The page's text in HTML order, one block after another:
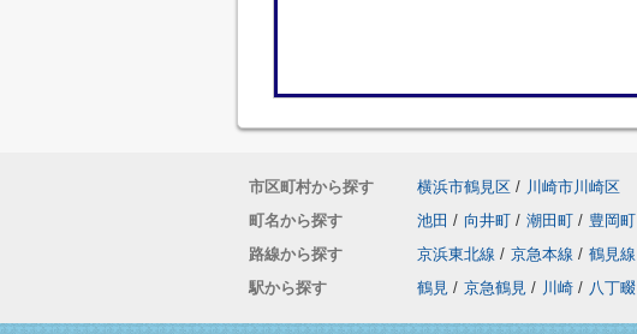
市区町村から探す 横浜市鶴見区 / 川崎市川崎区
町名から探す
池田 / 向井町 / 潮田町 / 豊岡町
路線から探す
京浜東北線 / 京急本線 / 鶴見線
駅から探す
鶴見 / 京急鶴見 / 川崎 / 八丁畷